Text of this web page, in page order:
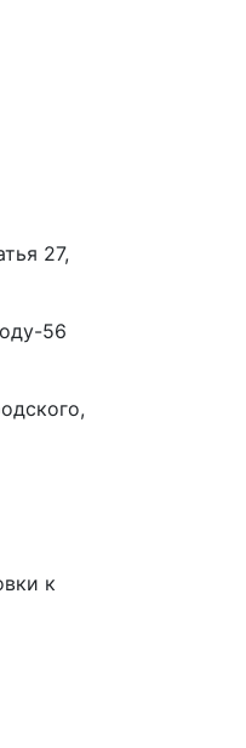
27,
56
к